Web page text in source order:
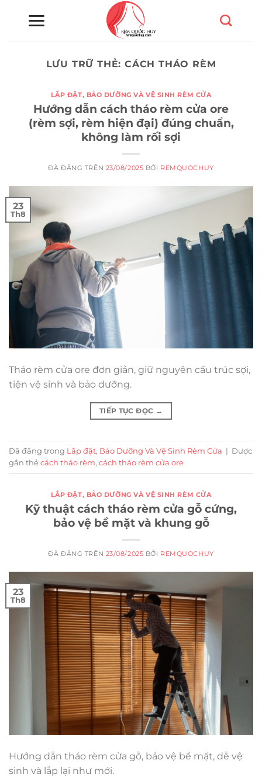
LƯU TRỮ THẺ: CÁCH THÁO RÈM
LẮP ĐẶT, BẢO DƯỠNG VÀ VỆ SINH RÈM CỬA
Hướng dẫn cách tháo rèm cửa ore
(rèm sợi, rèm hiện đại) đúng chuẩn,
không làm rối sợi
ĐÃ ĐĂNG TRÊN 23/08/2025 BỞI REMQUOCHUY
23
Th8
Tháo rèm cửa ore đơn giản, giữ nguyên cấu trúc sợi,
tiện vệ sinh và bảo dưỡng.
TIẾP TỤC ĐỌC →
Đã đăng trong Lắp đặt, Bảo Dưỡng Và Vệ Sinh Rèm Cửa | Được
gắn thẻ cách tháo rèm, cách tháo rèm cửa ore
LẮP ĐẶT, BẢO DƯỠNG VÀ VỆ SINH RÈM CỬA
Kỹ thuật cách tháo rèm cửa gỗ cứng,
bảo vệ bề mặt và khung gỗ
ĐÃ ĐĂNG TRÊN 23/08/2025 BỞI REMQUOCHUY
23
Th8
Hướng dẫn tháo rèm cửa gỗ, bảo vệ bề mặt, dễ vệ
sinh và lắp lại như mới.